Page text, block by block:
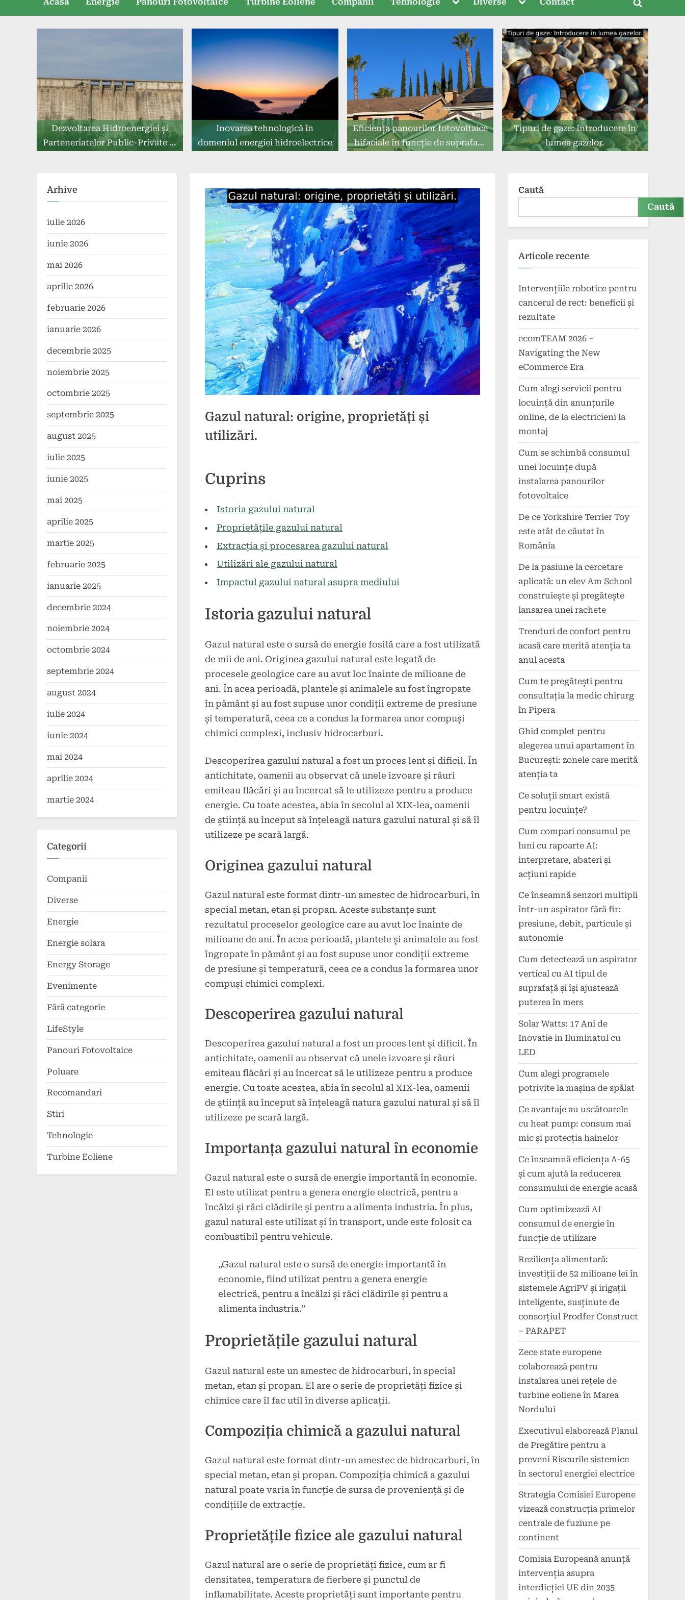
menu
menu
Toggle
form
Dezvoltarea Hidroenergiei și
Parteneriatelor Public-Private în
Inovarea tehnologică în
domeniul energiei hidroelectrice
Eficiența panourilor fotovoltaice
bifaciale în funcție de suprafața
Tipuri de gaze: Introducere în
lumea gazelor.
Gazul natural: origine, proprietăți și
utilizări.
on
mai
Cuprins
Istoria gazului natural
Proprietățile gazului natural
Extracția și procesarea gazului natural
Utilizări ale gazului natural
Impactul gazului natural asupra mediului
Istoria gazului natural
Gazul natural este o sursă de energie fosilă care a fost utilizată
de mii de ani. Originea gazului natural este legată de
procesele geologice care au avut loc înainte de milioane de
ani. În acea perioadă, plantele și animalele au fost îngropate
în pământ și au fost supuse unor condiții extreme de presiune
și temperatură, ceea ce a condus la formarea unor compuși
chimici complexi, inclusiv hidrocarburi.
Descoperirea gazului natural a fost un proces lent și dificil. În
antichitate, oamenii au observat că unele izvoare și râuri
emiteau flăcări și au încercat să le utilizeze pentru a produce
energie. Cu toate acestea, abia în secolul al XIX-lea, oamenii
de știință au început să înțeleagă natura gazului natural și să îl
utilizeze pe scară largă.
Originea gazului natural
Gazul natural este format dintr-un amestec de hidrocarburi, în
special metan, etan și propan. Aceste substanțe sunt
rezultatul proceselor geologice care au avut loc înainte de
milioane de ani. În acea perioadă, plantele și animalele au fost
îngropate în pământ și au fost supuse unor condiții extreme
de presiune și temperatură, ceea ce a condus la formarea unor
compuși chimici complexi.
Descoperirea gazului natural
Descoperirea gazului natural a fost un proces lent și dificil. În
antichitate, oamenii au observat că unele izvoare și râuri
emiteau flăcări și au încercat să le utilizeze pentru a produce
energie. Cu toate acestea, abia în secolul al XIX-lea, oamenii
de știință au început să înțeleagă natura gazului natural și să îl
utilizeze pe scară largă.
Importanța gazului natural în economie
Gazul natural este o sursă de energie importantă în economie.
El este utilizat pentru a genera energie electrică, pentru a
încălzi și răci clădirile și pentru a alimenta industria. În plus,
gazul natural este utilizat și în transport, unde este folosit ca
combustibil pentru vehicule.
„Gazul natural este o sursă de energie importantă în
economie, fiind utilizat pentru a genera energie
electrică, pentru a încălzi și răci clădirile și pentru a
alimenta industria.”
Proprietățile gazului natural
Gazul natural este un amestec de hidrocarburi, în special
metan, etan și propan. El are o serie de proprietăți fizice și
chimice care îl fac util în diverse aplicații.
Compoziția chimică a gazului natural
Gazul natural este format dintr-un amestec de hidrocarburi, în
special metan, etan și propan. Compoziția chimică a gazului
natural poate varia în funcție de sursa de proveniență și de
condițiile de extracție.
Proprietățile fizice ale gazului natural
Gazul natural are o serie de proprietăți fizice, cum ar fi
densitatea, temperatura de fierbere și punctul de
inflamabilitate. Aceste proprietăți sunt importante pentru
Arhive
iulie 2026
iunie 2026
mai 2026
aprilie 2026
februarie 2026
ianuarie 2026
decembrie 2025
noiembrie 2025
octombrie 2025
septembrie 2025
august 2025
iulie 2025
iunie 2025
mai 2025
aprilie 2025
martie 2025
februarie 2025
ianuarie 2025
decembrie 2024
noiembrie 2024
octombrie 2024
septembrie 2024
august 2024
iulie 2024
iunie 2024
mai 2024
aprilie 2024
martie 2024
Categorii
Companii
Diverse
Energie
Energie solara
Energy Storage
Evenimente
Fără categorie
LifeStyle
Panouri Fotovoltaice
Poluare
Recomandari
Stiri
Tehnologie
Turbine Eoliene
Caută
Caută
Articole recente
Intervențiile robotice pentru
cancerul de rect: beneficii și
rezultate
ecomTEAM 2026 –
Navigating the New
eCommerce Era
Cum alegi servicii pentru
locuință din anunțurile
online, de la electricieni la
montaj
Cum se schimbă consumul
unei locuințe după
instalarea panourilor
fotovoltaice
De ce Yorkshire Terrier Toy
este atât de căutat în
România
De la pasiune la cercetare
aplicată: un elev Am School
construiește și pregătește
lansarea unei rachete
Trenduri de confort pentru
acasă care merită atenția ta
anul acesta
Cum te pregătești pentru
consultația la medic chirurg
în Pipera
Ghid complet pentru
alegerea unui apartament în
București: zonele care merită
atenția ta
Ce soluții smart există
pentru locuințe?
Cum compari consumul pe
luni cu rapoarte AI:
interpretare, abateri și
acțiuni rapide
Ce înseamnă senzori multipli
într-un aspirator fără fir:
presiune, debit, particule și
autonomie
Cum detectează un aspirator
vertical cu AI tipul de
suprafață și își ajustează
puterea în mers
Solar Watts: 17 Ani de
Inovatie in Iluminatul cu
LED
Cum alegi programele
potrivite la mașina de spălat
Ce avantaje au uscătoarele
cu heat pump: consum mai
mic și protecția hainelor
Ce înseamnă eficiența A-65
și cum ajută la reducerea
consumului de energie acasă
Cum optimizează AI
consumul de energie în
funcție de utilizare
Reziliența alimentară:
investiții de 52 milioane lei în
sistemele AgriPV și irigații
inteligente, susținute de
consorțiul Prodfer Construct
– PARAPET
Zece state europene
colaborează pentru
instalarea unei rețele de
turbine eoliene în Marea
Nordului
Executivul elaborează Planul
de Pregătire pentru a
preveni Riscurile sistemice
în sectorul energiei electrice
Strategia Comisiei Europene
vizează construcția primelor
centrale de fuziune pe
continent
Comisia Europeană anunță
intervenția asupra
interdicției UE din 2035